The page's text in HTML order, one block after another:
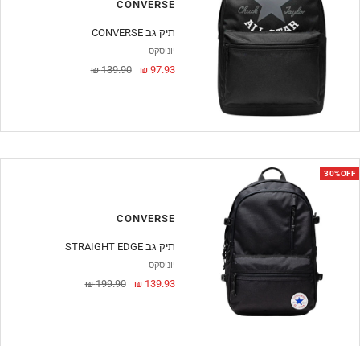
CONVERSE
CONVERSE תיק גב
יוניסקס
מחיר
97.93 ₪ מחיר
139.90 ₪
30%OFF
CONVERSE
STRAIGHT EDGE תיק גב
יוניסקס
מחיר
139.93 ₪ מחיר
199.90 ₪